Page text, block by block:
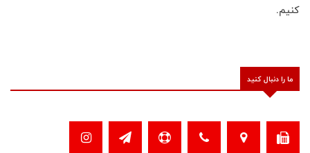
کنیم.
ما را دنبال کنید